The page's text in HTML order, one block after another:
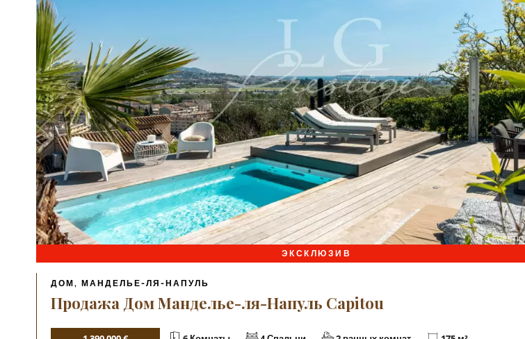
ЭКСКЛЮЗИВ
ДОМ, МАНДЕЛЬЕ-ЛЯ-НАПУЛЬ
Продажа Дом Манделье-ля-Напуль Capitou